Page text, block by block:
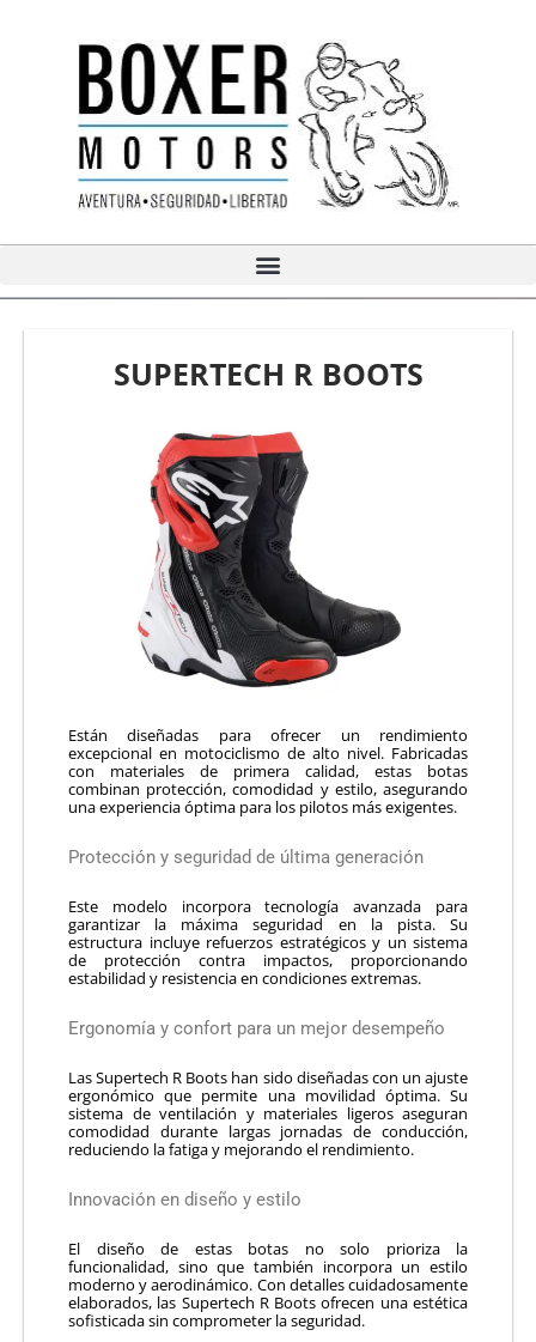
SUPERTECH R BOOTS
Están diseñadas para ofrecer un rendimiento
excepcional en motociclismo de alto nivel. Fabricadas
con materiales de primera calidad, estas botas
combinan protección, comodidad y estilo, asegurando
una experiencia óptima para los pilotos más exigentes.
Protección y seguridad de última generación
Este modelo incorpora tecnología avanzada para
garantizar la máxima seguridad en la pista. Su
estructura incluye refuerzos estratégicos y un sistema
de protección contra impactos, proporcionando
estabilidad y resistencia en condiciones extremas.
Ergonomía y confort para un mejor desempeño
Las Supertech R Boots han sido diseñadas con un ajuste
ergonómico que permite una movilidad óptima. Su
sistema de ventilación y materiales ligeros aseguran
comodidad durante largas jornadas de conducción,
reduciendo la fatiga y mejorando el rendimiento.
Innovación en diseño y estilo
El diseño de estas botas no solo prioriza la
funcionalidad, sino que también incorpora un estilo
moderno y aerodinámico. Con detalles cuidadosamente
elaborados, las Supertech R Boots ofrecen una estética
sofisticada sin comprometer la seguridad.